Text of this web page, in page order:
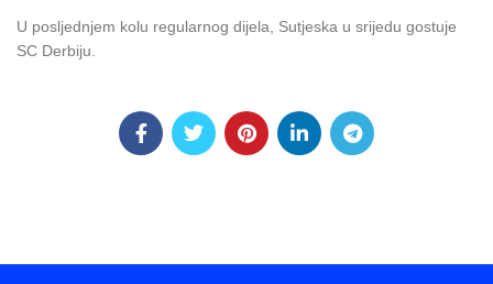
U posljednjem kolu regularnog dijela, Sutjeska u srijedu gostuje
SC Derbiju.